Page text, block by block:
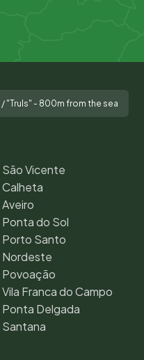
/ "Truls" - 800m from the sea
São Vicente
Calheta
Aveiro
Ponta do Sol
Porto Santo
Nordeste
Povoação
Vila Franca do Campo
Ponta Delgada
Santana